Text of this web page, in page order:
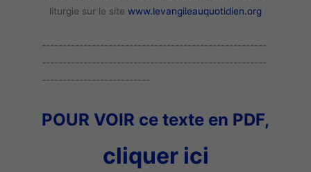
liturgie sur le site www.levangileauquotidien.org
------------------------------------------------------
------------------------------------------------------
--------------------------
POUR VOIR ce texte en PDF,
cliquer ici